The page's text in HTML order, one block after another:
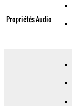
Propriétés Audio